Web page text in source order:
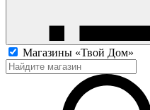
Магазины «Твой Дом»